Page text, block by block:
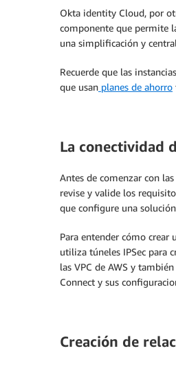
Okta identity Cloud, por
componente que permite
una simplificación y
Recuerde que las
que usan planes de ahorro
La conectividad
Antes de comenzar con
revise y valide los
que configure una
Para entender cómo crear
utiliza túneles IPSec para
las VPC de AWS y
Connect y sus
Creación de